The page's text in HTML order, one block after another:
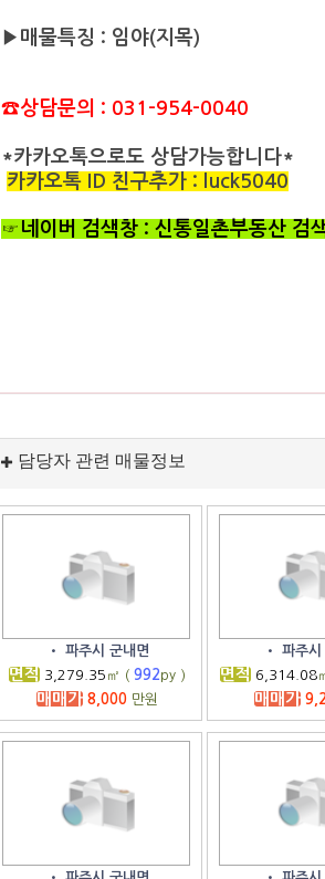
▶매물특징 : 임야(지목)
☎상담문의 : 031-954-0040
*카카오톡으로도 상담가능합니다*
카카오톡 ID 친구추가 : luck5040
☞네이버 검색창 : 신통일촌부동산 검
담당자 관련 매물정보
• 파주시 군내면
면적 3,279.35 ㎡ (992py )
매매가 8,000 만원
•파주시
면적 6,314.08
매매가